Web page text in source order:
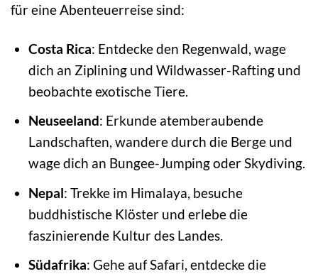
für eine Abenteuerreise sind:
Costa Rica: Entdecke den Regenwald, wage
dich an Ziplining und Wildwasser-Rafting und
beobachte exotische Tiere.
Neuseeland: Erkunde atemberaubende
Landschaften, wandere durch die Berge und
wage dich an Bungee-Jumping oder Skydiving.
Nepal: Trekke im Himalaya, besuche
buddhistische Klöster und erlebe die
faszinierende Kultur des Landes.
Südafrika: Gehe auf Safari, entdecke die